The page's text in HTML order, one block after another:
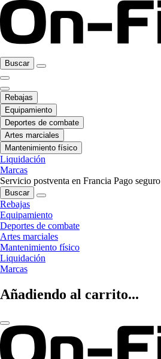
Buscar
Rebajas
Equipamiento
Deportes de combate
Artes marciales
Mantenimiento físico
Liquidación
Marcas
Servicio postventa en Francia Pago seguro
Buscar
Rebajas
Equipamiento
Deportes de combate
Artes marciales
Mantenimiento físico
Liquidación
Marcas
Añadiendo al carrito...